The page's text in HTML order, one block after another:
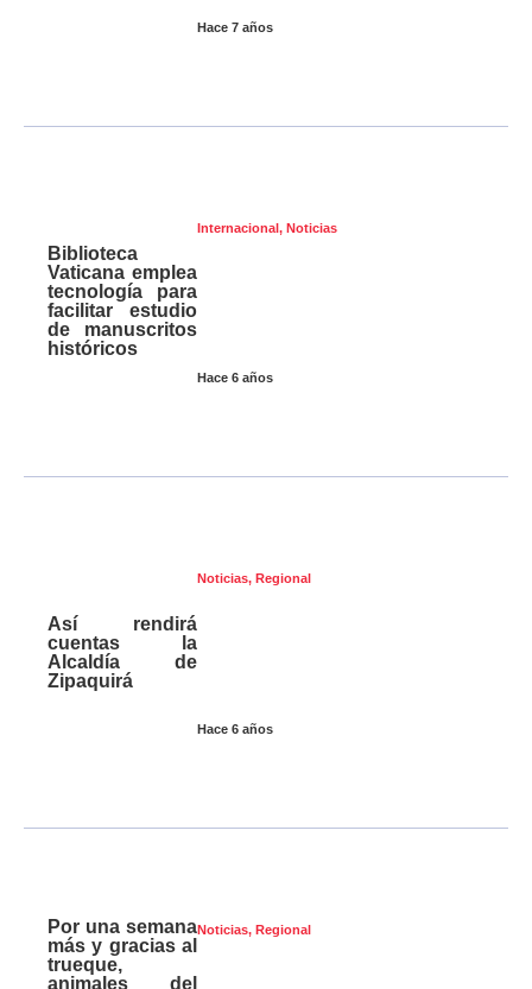
Hace 7 años
Internacional, Noticias
Hace 6 años
Biblioteca
Vaticana emplea
tecnología para
facilitar estudio
de manuscritos
históricos
Noticias, Regional
Hace 6 años
Así rendirá
cuentas la
Alcaldía de
Zipaquirá
Noticias, Regional
Por una semana
más y gracias al
trueque,
animales del